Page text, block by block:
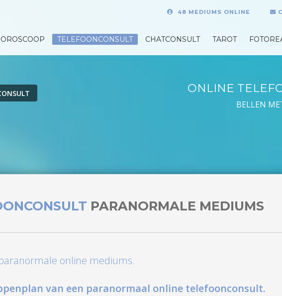
48 MEDIUMS ONLINE
TELEFOONCONSULT CHATCONSULT TAROT
ONLINE
BELLEN
PARANORMALE MEDIUMS
online mediums.
van een paranormaal online telefoonconsult.